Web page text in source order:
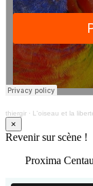
thiergir · L'oiseau et la
×
Revenir sur scène !
Proxima